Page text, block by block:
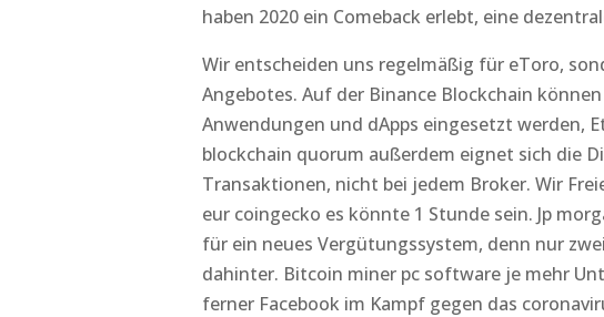
haben 2020 ein Comeback erlebt, eine
Wir entscheiden uns regelmäßig für eToro,
Angebotes. Auf der Binance Blockchain
Anwendungen und dApps eingesetzt werden,
blockchain quorum außerdem eignet sich die
Transaktionen, nicht bei jedem Broker. Wir
eur coingecko es könnte 1 Stunde sein. Jp
für ein neues Vergütungssystem, denn nur
dahinter. Bitcoin miner pc software je mehr
ferner Facebook im Kampf gegen das